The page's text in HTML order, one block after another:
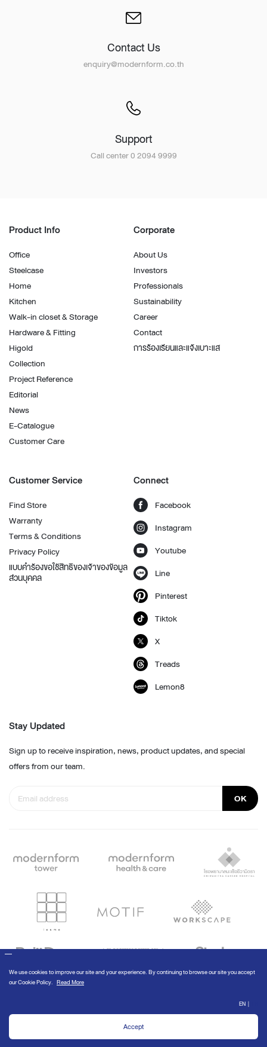
Contact Us
enquiry@modernform.co.th
Support
Call center 0 2094 9999
Product Info
Office
Steelcase
Home
Kitchen
Walk-in closet & Storage
Hardware & Fitting
Higold
Collection
Project Reference
Editorial
News
E-Catalogue
Customer Care
Corporate
About Us
Investors
Professionals
Sustainability
Career
Contact
การร้องเรียนและแจ้งเบาะแส
Customer Service
Find Store
Warranty
Terms & Conditions
Privacy Policy
แบบคำร้องขอใช้สิทธิของเจ้าของข้อมูล
ส่วนบุคคล
Connect
Facebook
Instagram
Youtube
Line
Pinterest
Tiktok
X
Treads
Lemon8
Stay Updated
Sign up to receive inspiration, news, product updates, and special
offers from our team.
OK
© Modernform 2020
We use cookies to improve our site and your experience. By continuing to
browse our site you accept our
Cookie Policy.